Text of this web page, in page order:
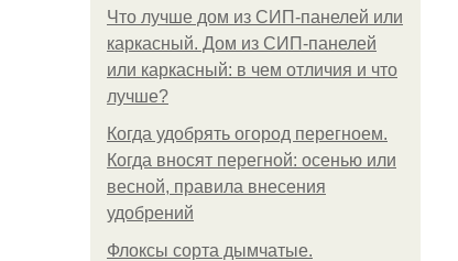
Что лучше дом из СИП-панелей или
каркасный. Дом из СИП-панелей
или каркасный: в чем отличия и что
лучше?
Когда удобрять огород перегноем.
Когда вносят перегной: осенью или
весной, правила внесения
удобрений
Флоксы сорта дымчатые.